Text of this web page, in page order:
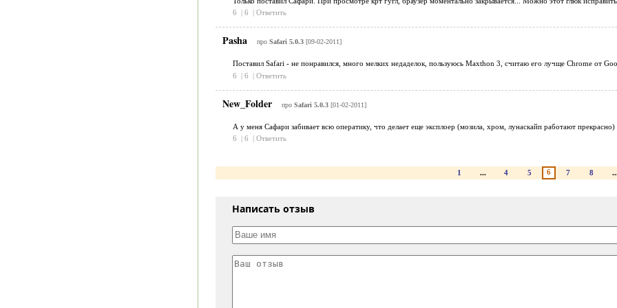
6
| 6 | Ответить
Pasha про Safari 5.0.3[09-02-2011]
Поставил Safari - не понравился, много мелких недаделок, пользуюсь Maxthon 3, считаю его лучще Chrome от
6
| 6 | Ответить
New_Folder про Safari 5.0.3[01-02-2011]
А у меня Сафари забивает всю оператику, что делает еще эксплоер (мозила, хром, лунаскайп работают прекрасно)
6
| 6 | Ответить
1 ... 4 5 6 7 8
Написать отзыв